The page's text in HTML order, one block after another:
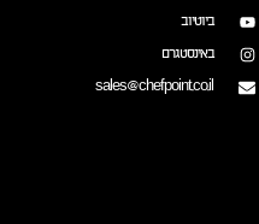
ביוטיוב
באינסטגרם
sales@chefpoint.co.il